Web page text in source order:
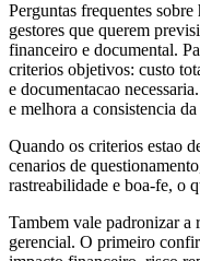
Perguntas frequentes
gestores que querem
financeiro e documental.
criterios objetivos: custo
e documentacao
e melhora a consistencia
Quando os criterios estao
cenarios de
rastreabilidade e boa-fe, o
Tambem vale padronizar a
gerencial. O primeiro